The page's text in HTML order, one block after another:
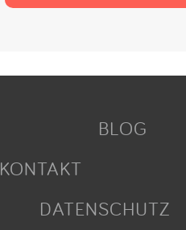
BLOG
KONTAKT
DATENSCHUTZ